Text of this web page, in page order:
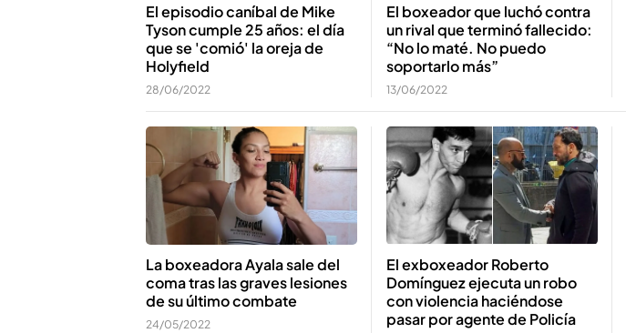
El episodio caníbal de Mike
Tyson cumple 25 años: el día
que se 'comió' la oreja de
Holyfield
28/06/2022
El boxeador que luchó contra
un rival que terminó fallecido:
“No lo maté. No puedo
soportarlo más”
13/06/2022
La boxeadora Ayala sale del
coma tras las graves lesiones
de su último combate
24/05/2022
El exboxeador Roberto
Domínguez ejecuta un robo
con violencia haciéndose
pasar por agente de Policía